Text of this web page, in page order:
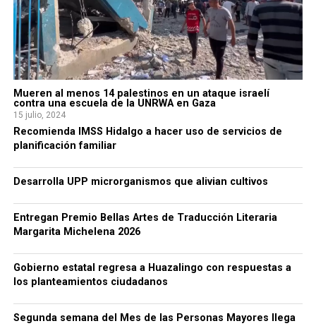
Mueren al menos 14 palestinos en un ataque israelí
contra una escuela de la UNRWA en Gaza
15 julio, 2024
Recomienda IMSS Hidalgo a hacer uso de servicios de
planificación familiar
Desarrolla UPP microrganismos que alivian cultivos
Entregan Premio Bellas Artes de Traducción Literaria
Margarita Michelena 2026
Gobierno estatal regresa a Huazalingo con respuestas a
los planteamientos ciudadanos
Segunda semana del Mes de las Personas Mayores llega